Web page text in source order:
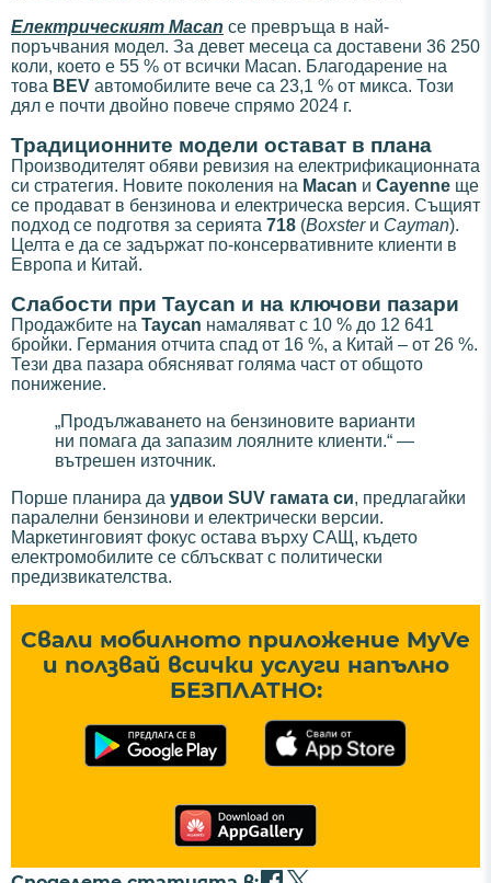
Електрическият Macan се превръща в най-
поръчвания модел. За девет месеца са доставени 36 250
коли, което е 55 % от всички Macan. Благодарение на
това BEV автомобилите вече са 23,1 % от микса. Този
дял е почти двойно повече спрямо 2024 г.
Традиционните модели остават в плана
Производителят обяви ревизия на електрификационната
си стратегия. Новите поколения на Macan и Cayenne ще
се продават в бензинова и електрическа версия. Същият
подход се подготвя за серията 718 (Boxsterи Cayman).
Целта е да се задържат по-консервативните клиенти в
Европа и Китай.
Слабости при Taycan и на ключови пазари
Продажбите на Taycan намаляват с 10 % до 12 641
бройки. Германия отчита спад от 16 %, а Китай – от 26 %.
Тези два пазара обясняват голяма част от общото
понижение.
„Продължаването на бензиновите варианти
ни помага да запазим лоялните клиенти.“ —
вътрешен източник.
Порше планира да удвои SUV гамата си, предлагайки
паралелни бензинови и електрически версии.
Маркетинговият фокус остава върху САЩ, където
електромобилите се сблъскват с политически
предизвикателства.
Свали мобилното приложение MyVe
и ползвай всички услуги напълно
БЕЗПЛАТНО: